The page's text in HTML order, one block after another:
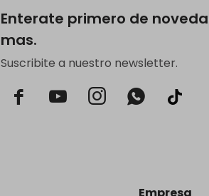
Enterate primero de
mas.
Suscribite a nuestro newsletter.
  
Empresa